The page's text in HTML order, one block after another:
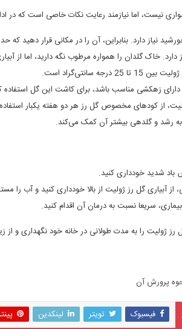
نیست، اما نیازمند رعایت نکات خاصی است که در
آن را در مکانی قرار دهید که حداقل 6 ساعت در روز نور مستقیم خورشید
دارد. خاک گلدان را همواره مرطوب نگه دارید، اما
سانتی‌گراد است.
زهکشی مناسب باشد، برای کاشت این گل استفاده
از کودهای مخصوص گل رز هر دو هفته یکبار
رشد و گلدهی بیشتر آن کمک می‌کند.
باد شدید خودداری کنید.
از آبیاری گل رز ژولیت از بالا خودداری کنید و آب را
سریعا نسبت به درمان آن اقدام کنید.
رز ژولیت را به مدت طولانی در خانه خود نگهداری و از
پرورش آن
فیسبوک تویتر لینکدین